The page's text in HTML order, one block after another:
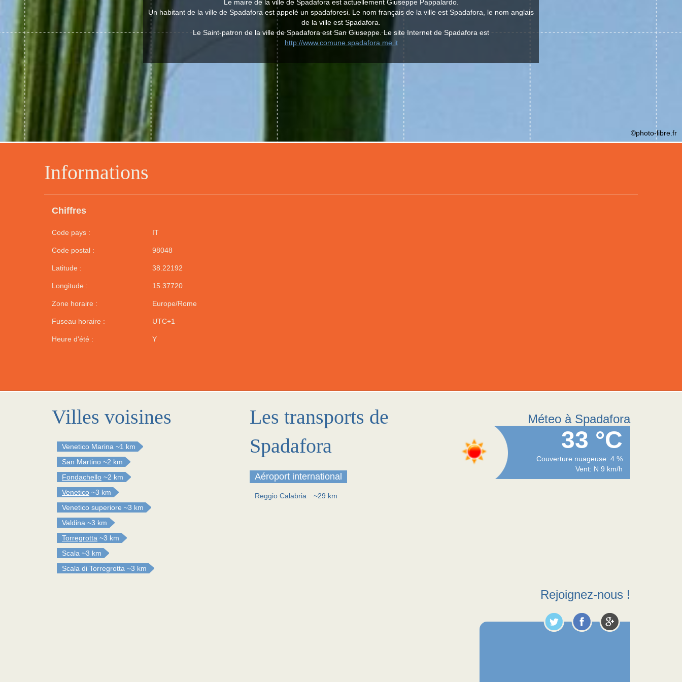
Informations
Chiffres
Code pays : IT
Code postal : 98048
Latitude : 38.22192
Longitude : 15.37720
Zone horaire : Europe/Rome
Fuseau horaire : UTC+1
Heure d'été : Y
Le maire de la ville de Spadafora est actuellement Giuseppe Pappalardo.
Un habitant de la ville de Spadafora est appelé un spadaforesi. Le nom français de la ville est Spadafora, le nom anglais
de la ville est Spadafora.
Le Saint-patron de la ville de Spadafora est San Giuseppe. Le site Internet de Spadafora est
http://www.comune.spadafora.me.it
©photo-libre.fr
Villes voisines
Venetico Marina ~1 km
San Martino ~2 km
Fondachello ~2 km
Venetico ~3 km
Venetico superiore ~3 km
Valdina ~3 km
Torregrotta ~3 km
Scala ~3 km
Scala di Torregrotta ~3 km
Les transports de
Spadafora
Aéroport international
Reggio Calabria ~29 km
Méteo à Spadafora
33 °C
Couverture nuageuse: 4 %
Vent: N 9 km/h
Rejoignez-nous !